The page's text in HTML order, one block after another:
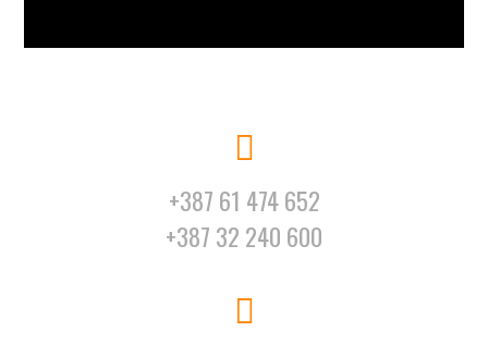
+387 61 474 652
+387 32 240 600